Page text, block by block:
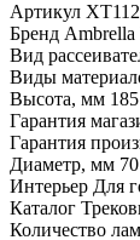
Артикул
Бренд Ambrella
Вид
Виды
Высота, мм 185
Гарантия
Гарантия
Диаметр, мм 70
Интерьер Для
Каталог
Количество